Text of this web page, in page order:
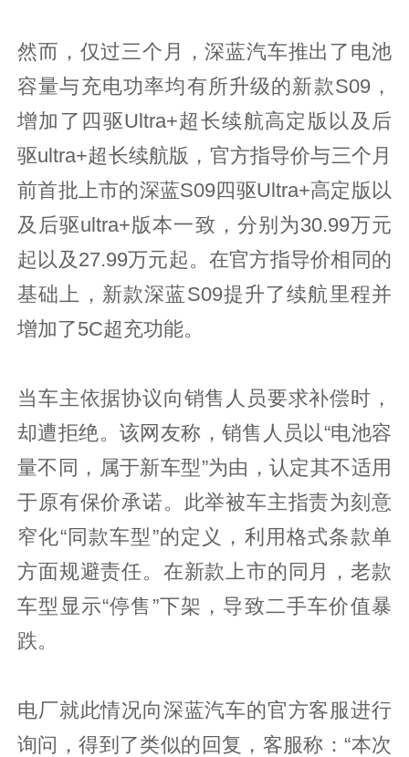
然而，仅过三个月，深蓝汽车推出了电池
容量与充电功率均有所升级的新款S09，
增加了四驱Ultra+超长续航高定版以及后
驱ultra+超长续航版，官方指导价与三个月
前首批上市的深蓝S09四驱Ultra+高定版以
及后驱ultra+版本一致，分别为30.99万元
起以及27.99万元起。在官方指导价相同的
基础上，新款深蓝S09提升了续航里程并
增加了5C超充功能。
当车主依据协议向销售人员要求补偿时，
却遭拒绝。该网友称，销售人员以“电池容
量不同，属于新车型”为由，认定其不适用
于原有保价承诺。此举被车主指责为刻意
窄化“同款车型”的定义，利用格式条款单
方面规避责任。在新款上市的同月，老款
车型显示“停售”下架，导致二手车价值暴
跌。
电厂就此情况向深蓝汽车的官方客服进行
询问，得到了类似的回复，客服称：“本次